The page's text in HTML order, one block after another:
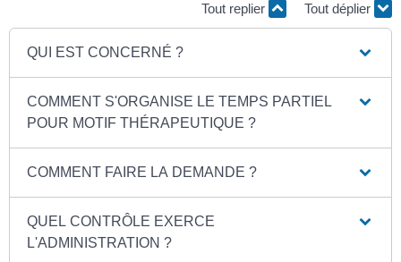
Tout replier Tout déplier
QUI EST CONCERNÉ ?
COMMENT S'ORGANISE LE TEMPS PARTIEL
POUR MOTIF THÉRAPEUTIQUE ?
COMMENT FAIRE LA DEMANDE ?
QUEL CONTRÔLE EXERCE
L'ADMINISTRATION ?